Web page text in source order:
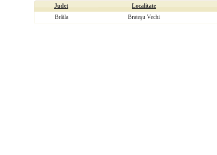
Judet
Localitate
Brăila
Brateşu Vechi